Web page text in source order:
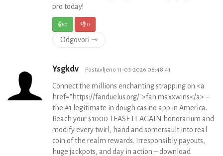
pro today!
👍0 👎0
Odgovori ⇾
Ysgkdv Postavljeno 11-03-2026 08:48:41
Connect the millions enchanting strapping on <a
href="https://fanduelus.org/">fan maxxwins</a> –
the #1 legitimate in dough casino app in America.
Reach your $1000 TEASE IT AGAIN honorarium and
modify every twirl, hand and somersault into real
coin of the realm rewards. Irresponsibly payouts,
huge jackpots, and day in action – download